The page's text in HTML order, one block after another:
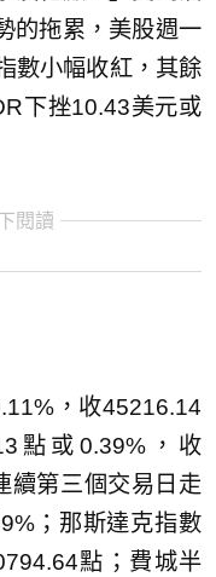
的拖累，美股週一
數小幅收紅，其餘
下挫10.43美元或
閱讀
，收45216.14
點或0.39%，收
續第三個交易日走
；那斯達克指數
點；費城半